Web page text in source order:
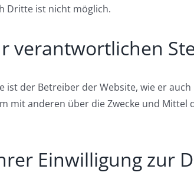
Dritte ist nicht möglich.
verantwortlichen
ist der Betreiber der Website, wie er
mit anderen über die Zwecke und Mittel
Einwilligung zur